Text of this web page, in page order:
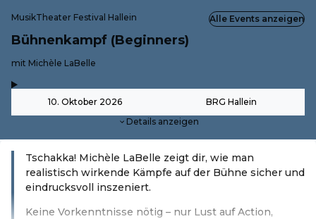
MusikTheater Festival Hallein
Bühnenkampf (Beginners)
-mit Michèle LaBelle
10. Oktober 2026 BRG Hallein
Details anzeigen
Alle Events anzeigen
Tschakka! Michèle LaBelle zeigt dir, wie man
realistisch wirkende Kämpfe auf der Bühne sicher und
eindrucksvoll inszeniert.
Keine Vorkenntnisse nötig – nur Lust auf Action,